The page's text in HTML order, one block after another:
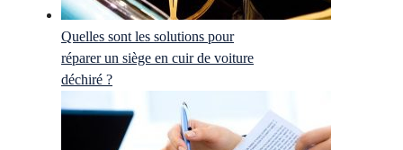
Quelles sont les solutions pour
réparer un siège en cuir de voiture
déchiré ?